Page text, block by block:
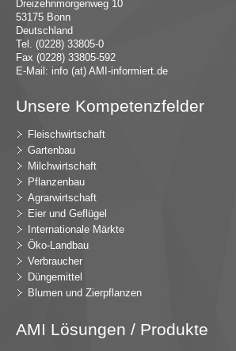
Dreizehnmorgenweg 10
53175 Bonn
Deutschland
Tel. (0228) 33805-0
Fax (0228) 33805-592
E-Mail: info (at) AMI-informiert.de
Unsere Kompetenzfelder
Fleischwirtschaft
Gartenbau
Milchwirtschaft
Pflanzenbau
Agrarwirtschaft
Eier und Geflügel
Internationale Märkte
Öko-Landbau
Verbraucher
Düngemittel
Blumen und Zierpflanzen
AMI Lösungen / Produkte